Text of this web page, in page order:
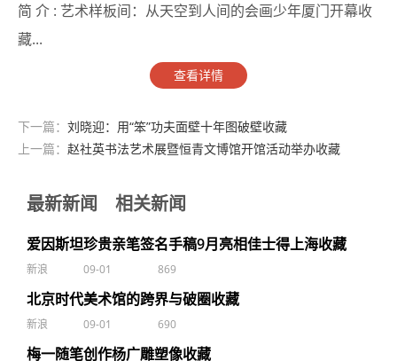
简 介 : 艺术样板间：从天空到人间的会画少年厦门开幕收
藏...
查看详情
下一篇： 刘晓迎：用“笨”功夫面壁十年图破壁收藏
上一篇： 赵社英书法艺术展暨恒青文博馆开馆活动举办收藏
最新新闻 相关新闻
爱因斯坦珍贵亲笔签名手稿9月亮相佳士得上海收藏
新浪 09-01 869
北京时代美术馆的跨界与破圈收藏
新浪 09-01 690
梅一随笔创作杨广雕塑像收藏